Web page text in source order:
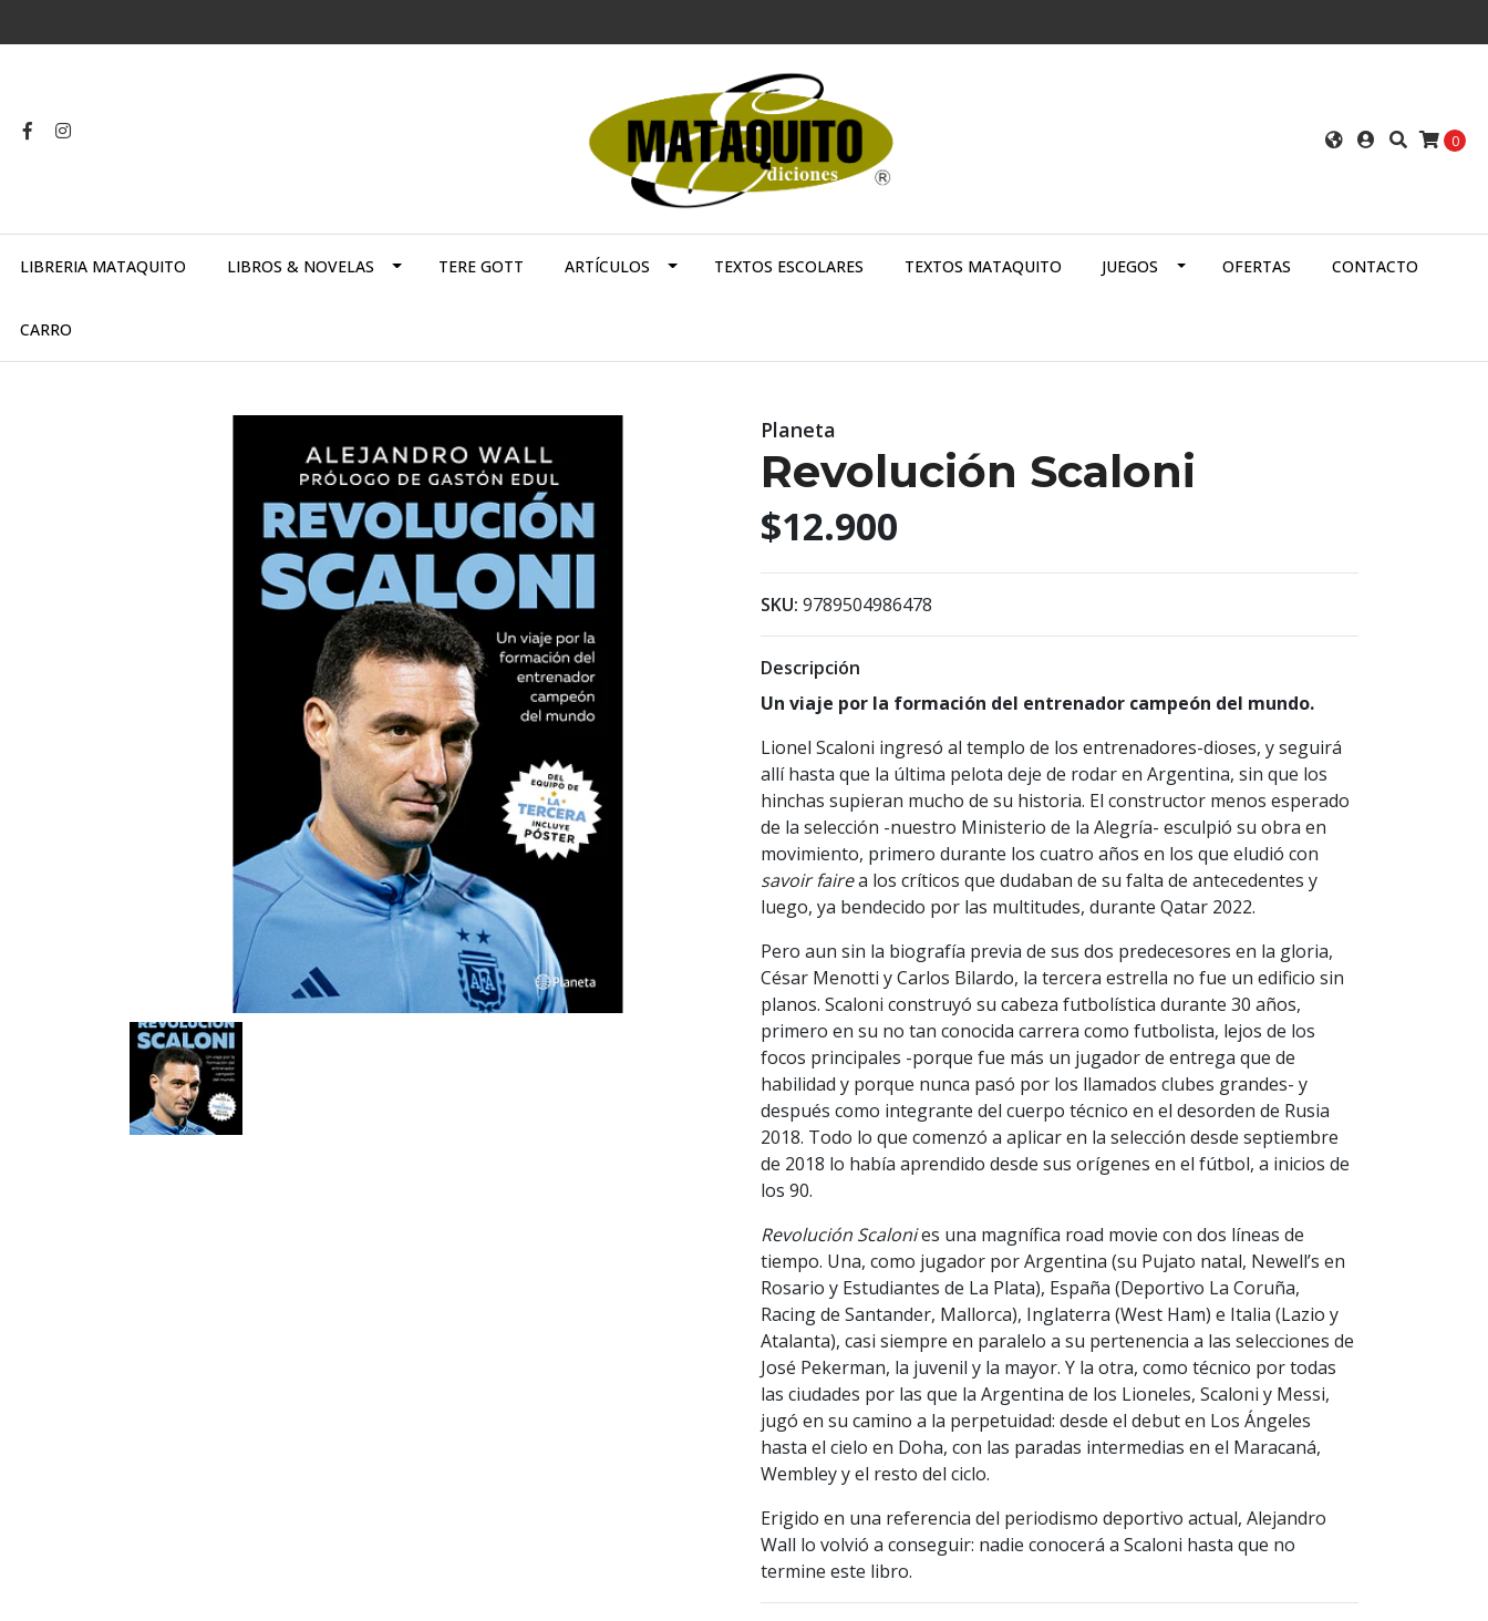
0
LIBRERIA MATAQUITO LIBROS & NOVELAS TERE GOTT ARTÍCULOS TEXTOS ESCOLARES TEXTOS MATAQUITO JUEGOS OFERTAS CONTACTO
CARRO
Planeta
Revolución Scaloni
$12.900
SKU: 9789504986478
Descripción
Un viaje por la formación del entrenador campeón del mundo.
Lionel Scaloni ingresó al templo de los entrenadores-dioses, y seguirá
allí hasta que la última pelota deje de rodar en Argentina, sin que los
hinchas supieran mucho de su historia. El constructor menos esperado
de la selección -nuestro Ministerio de la Alegría- esculpió su obra en
movimiento, primero durante los cuatro años en los que eludió con
savoir fairea los críticos que dudaban de su falta de antecedentes y
luego, ya bendecido por las multitudes, durante Qatar 2022.
Pero aun sin la biografía previa de sus dos predecesores en la gloria,
César Menotti y Carlos Bilardo, la tercera estrella no fue un edificio sin
planos. Scaloni construyó su cabeza futbolística durante 30 años,
primero en su no tan conocida carrera como futbolista, lejos de los
focos principales -porque fue más un jugador de entrega que de
habilidad y porque nunca pasó por los llamados clubes grandes- y
después como integrante del cuerpo técnico en el desorden de Rusia
2018. Todo lo que comenzó a aplicar en la selección desde septiembre
de 2018 lo había aprendido desde sus orígenes en el fútbol, a inicios de
los 90.
Revolución Scalonies una magnífica road movie con dos líneas de
tiempo. Una, como jugador por Argentina (su Pujato natal, Newell’s en
Rosario y Estudiantes de La Plata), España (Deportivo La Coruña,
Racing de Santander, Mallorca), Inglaterra (West Ham) e Italia (Lazio y
Atalanta), casi siempre en paralelo a su pertenencia a las selecciones de
José Pekerman, la juvenil y la mayor. Y la otra, como técnico por todas
las ciudades por las que la Argentina de los Lioneles, Scaloni y Messi,
jugó en su camino a la perpetuidad: desde el debut en Los Ángeles
hasta el cielo en Doha, con las paradas intermedias en el Maracaná,
Wembley y el resto del ciclo.
Erigido en una referencia del periodismo deportivo actual, Alejandro
Wall lo volvió a conseguir: nadie conocerá a Scaloni hasta que no
termine este libro.